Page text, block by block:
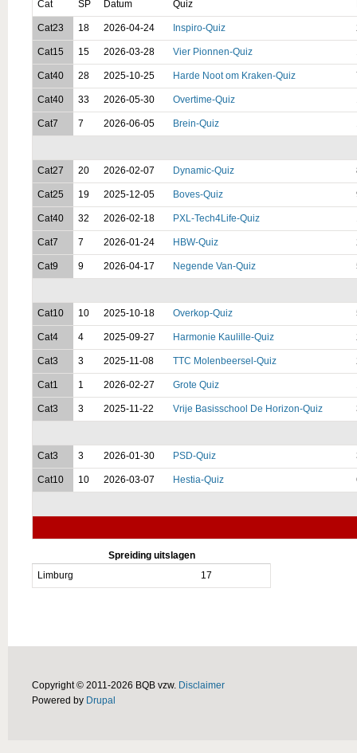
Cat
SP Datum Quiz
Cat23 18 2026-04-24 Inspiro-Quiz
Cat15 15 2026-03-28 Vier Pionnen-Quiz
Cat40 28 2025-10-25 Harde Noot om Kraken-Quiz
Cat40 33 2026-05-30 Overtime-Quiz
Cat7 7 2026-06-05 Brein-Quiz
Cat27 20 2026-02-07 Dynamic-Quiz
Cat25 19 2025-12-05 Boves-Quiz
Cat40 32 2026-02-18 PXL-Tech4Life-Quiz
Cat7 7 2026-01-24 HBW-Quiz
Cat9 9 2026-04-17 Negende Van-Quiz
Cat10 10 2025-10-18 Overkop-Quiz
Cat4 4 2025-09-27 Harmonie Kaulille-Quiz
Cat3 3 2025-11-08 TTC Molenbeersel-Quiz
Cat1 1 2026-02-27 Grote Quiz
Cat3 3 2025-11-22 Vrije Basisschool De Horizon-Quiz
Cat3 3 2026-01-30 PSD-Quiz
Cat10 10 2026-03-07 Hestia-Quiz
Spreiding uitslagen
Limburg
17
Copyright © 2011-2026 BQB vzw. Disclaimer
Powered by Drupal